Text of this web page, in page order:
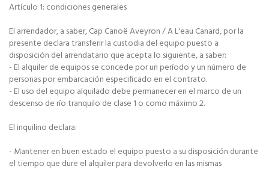
Artículo 1: condiciones generales
El arrendador, a saber, Cap Canoë Aveyron / A L'eau Canard, por la
presente declara transferir la custodia del equipo puesto a
disposición del arrendatario que acepta lo siguiente, a saber:
- El alquiler de equipos se concede por un período y un número de
personas por embarcación especificado en el contrato.
- El uso del equipo alquilado debe permanecer en el marco de un
descenso de río tranquilo de clase 1 o como máximo 2.
El inquilino declara:
- Mantener en buen estado el equipo puesto a su disposición durante
el tiempo que dure el alquiler para devolverlo en las mismas